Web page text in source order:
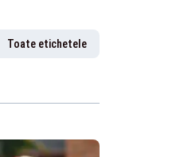
Toate etichetele